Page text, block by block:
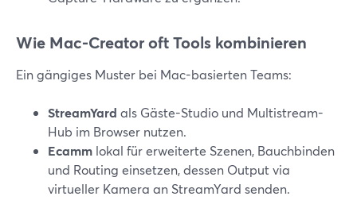
Wie Mac-Creator oft Tools kombinieren
Ein gängiges Muster bei Mac-basierten Teams:
StreamYard als Gäste-Studio und Multistream-
Hub im Browser nutzen.
Ecamm lokal für erweiterte Szenen, Bauchbinden
und Routing einsetzen, dessen Output via
virtueller Kamera an StreamYard senden.